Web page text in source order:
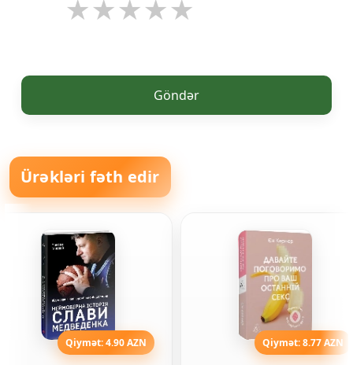
Göndər
Ürəkləri fəth edir
Qiymət: 4.90 AZN Qiymət: 8.77 AZN